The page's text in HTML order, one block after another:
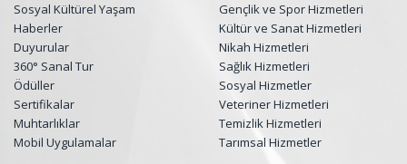
Sosyal Kültürel Yaşam
Haberler
Duyurular
360° Sanal Tur
Ödüller
Sertifikalar
Muhtarlıklar
Mobil Uygulamalar
Gençlik ve Spor Hizmetleri
Kültür ve Sanat Hizmetleri
Nikah Hizmetleri
Sağlık Hizmetleri
Sosyal Hizmetler
Veteriner Hizmetleri
Temizlik Hizmetleri
Tarımsal Hizmetler